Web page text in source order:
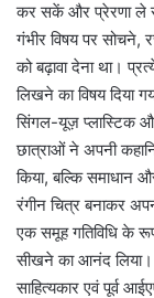
कर सकें और प्रेरणा ले
गंभीर विषय पर
को बढ़ावा देना था।
लिखने का विषय दिया
सिंगल-यूज़ प्लास्टिक
छात्राओं ने अपनी
किया, बल्कि समाधान
रंगीन चित्र बनाकर
एक समूह गतिविधि के
सीखने का आनंद लिया।
साहित्यकार एवं पूर्व